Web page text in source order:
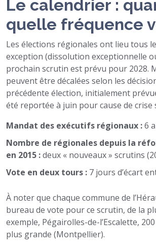
Le calendrier :
quelle fréquence
Les élections régionales ont lieu tous
exception (dissolution exceptionnelle
prochain scrutin est prévu pour 2028.
peuvent être décalées selon les
précédente élection, initialement
été reportée à juin pour cause de crise
Mandat des exécutifs régionaux :6
Nombre de régionales depuis la
en 2015 :deux « nouveaux » scrutins
Vote en deux tours : 7 jours d’écart
À noter que chaque commune de
bureau de vote pour ce scrutin, de la
exemple, Pégairolles-de-l’Escalette,
plus grande (Montpellier).